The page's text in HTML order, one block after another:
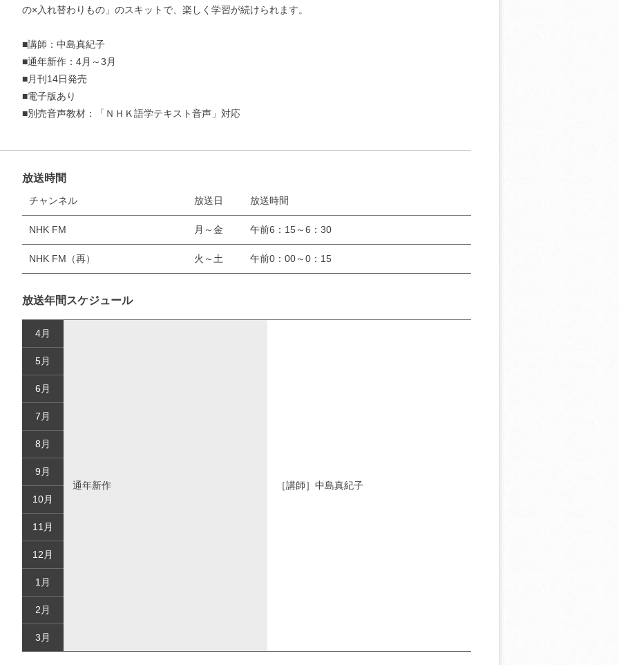
の×入れ替わりもの」のスキットで、楽しく学習が続けられます。
■講師：中島真紀子
■通年新作：4月～3月
■月刊14日発売
■電子版あり
■別売音声教材：「ＮＨＫ語学テキスト音声」対応
放送時間
チャンネル 放送日 放送時間
NHK FM 月～金 午前6：15～6：30
NHK FM（再） 火～土 午前0：00～0：15
放送年間スケジュール
4月
通年新作 ［講師］中島真紀子
5月
6月
7月
8月
9月
10月
11月
12月
1月
2月
3月